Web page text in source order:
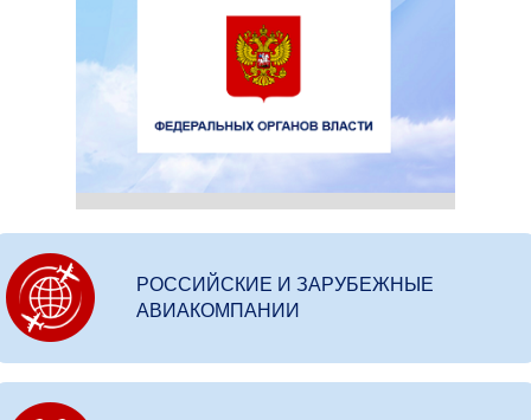
РОССИЙСКИЕ И ЗАРУБЕЖНЫЕ
АВИАКОМПАНИИ